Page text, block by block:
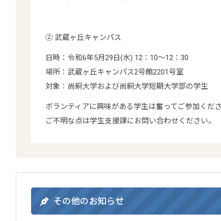
② 武蔵ヶ丘キャンパス
日時：令和6年5月29日(水) 12：10～12：30
場所：武蔵ヶ丘キャンパス2号館2201号室
対象：尚絅大学および尚絅大学短期大学部の学生
ボランティアに興味がある学生は奮ってご参加くだ
ご不明な点は学生支援課にお問い合わせください。
その他のお知らせ